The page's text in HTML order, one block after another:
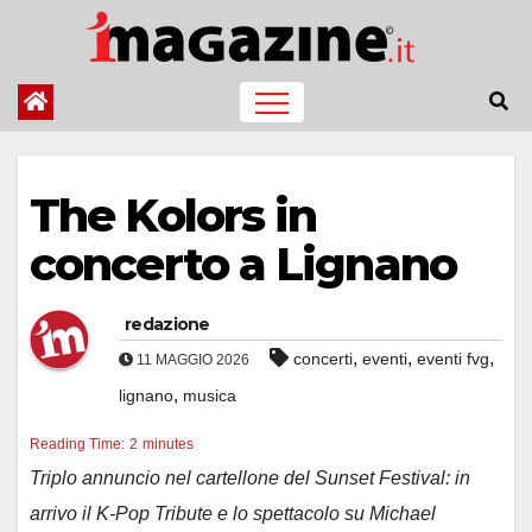
contenuto
The Kolors in
concerto a Lignano
redazione
11 MAGGIO 2026 concerti, eventi, eventi fvg,
lignano, musica
Reading Time: 2 minutes
Triplo annuncio nel cartellone del Sunset Festival: in
arrivo il K-Pop Tribute e lo spettacolo su Michael